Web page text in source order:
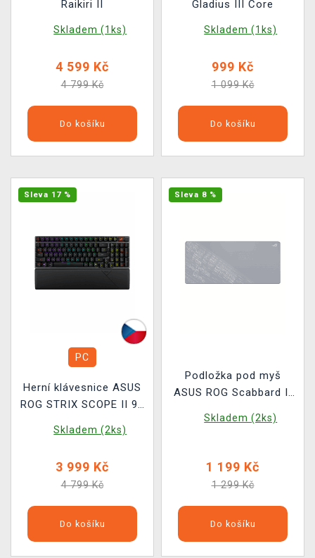
Raikiri II
Skladem (1ks)
4 599 Kč
4 799 Kč
Do košíku
Gladius III Core
Skladem (1ks)
999 Kč
1 099 Kč
Do košíku
Sleva 17 %
PC
Herní klávesnice ASUS
ROG STRIX SCOPE II 96
Snow) - CZ/SK
Skladem (2ks)
3 999 Kč
4 799 Kč
Do košíku
Sleva 8 %
Podložka pod myš
ASUS ROG Scabbard II
Skladem (2ks)
1 199 Kč
1 299 Kč
Do košíku